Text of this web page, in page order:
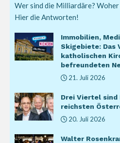
Wer sind die Milliardäre?
Hier die Antworten!
Immobilien,
Skigebiete: Das
katholischen
befreundeten
21. Juli 2026
Drei Viertel sind
reichsten
20. Juli 2026
Walter